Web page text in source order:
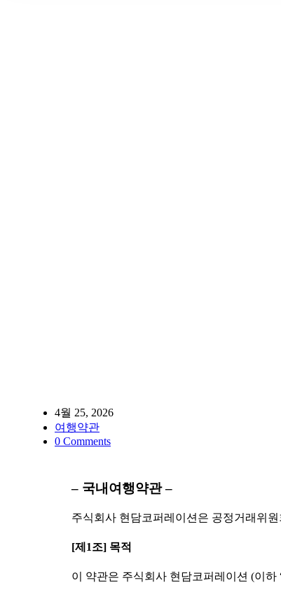
4월 25, 2026
여행약관
0 Comments
– 국내여행약관 –
주식회사 현담코퍼레이션은 공정거래위
[제1조] 목적
이 약관은 주식회사 현담코퍼레이션 (이